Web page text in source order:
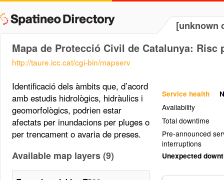
[unknown
Mapa de Protecció Civil de Catalunya: Risc
http://taure.icc.cat/cgi-bin/mapserv
Service health
Availability
Total downtime
Pre-announced
interruptions
Unexpected
Identificació dels àmbits que, d’acord
amb estudis hidrològics, hidràulics i
geomorfològics, podrien estar
afectats per inundacions per pluges o
per trencament o avaria de preses.
Available map layers (9)